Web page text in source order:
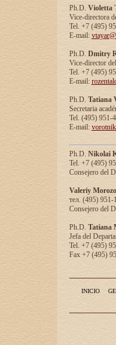
Ph.D. Violetta
Vice-directora
Tel. +7 (495)
E-mail:
Ph.D. Dmitry
Vice-director
Tel. +7 (495)
E-mail:
Ph.D. Tatiana
Secretaria
Tel. (495) 951-
E-mail:
Ph.D. Nikolai
Tel. +7 (495)
Consejero del
Valeriy
тел. (495) 951-
Consejero del
Ph.D. Tatiana
Jefa del
Tel. +7 (495)
Fax +7 (495)
INICIO